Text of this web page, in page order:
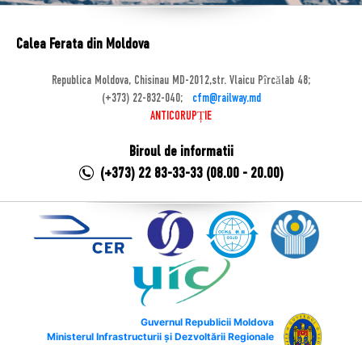
Calea Ferata din Moldova
Republica Moldova, Chisinau MD-2012,str. Vlaicu Pîrcălab 48;
(+373) 22-832-040;
cfm@railway.md
ANTICORUPȚIE
Biroul de informatii
(+373) 22 83-33-33 (08.00 - 20.00)
Guvernul Republicii Moldova
Ministerul Infrastructurii și Dezvoltării Regionale